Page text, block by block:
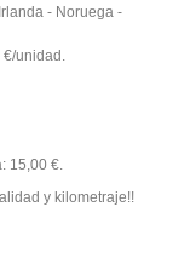
- Noruega -
€/unidad.
15,00 €.
y kilometraje!!